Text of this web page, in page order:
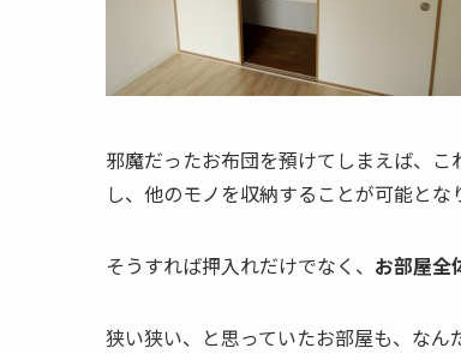
邪魔だったお布団を預けてしまえば、
し、他のモノを収納することが可能とな
そうすれば押入れだけでなく、 お部屋全
狭い狭い、と思っていたお部屋も、なん